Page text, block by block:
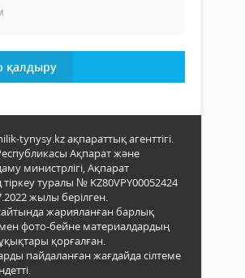
қалдыру
tynysy.kz ақпараттық агенттігі.
Ақпарат және
министрлігі, Ақпарат
тіркеу туралы № KZ80VPY00052424
жылы берілген.
жарияланған барлық
фото-бейне материалдардың
қорғалған.
пайдаланған жағдайда сілтеме